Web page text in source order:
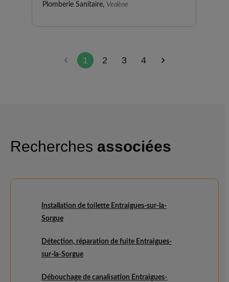
Plomberie Sanitaire, Vedène
1 2 3 4
Recherches associées
Installation de toilette Entraigues-sur-la-
Sorgue
Détection, réparation de fuite Entraigues-
sur-la-Sorgue
Débouchage de canalisation Entraigues-